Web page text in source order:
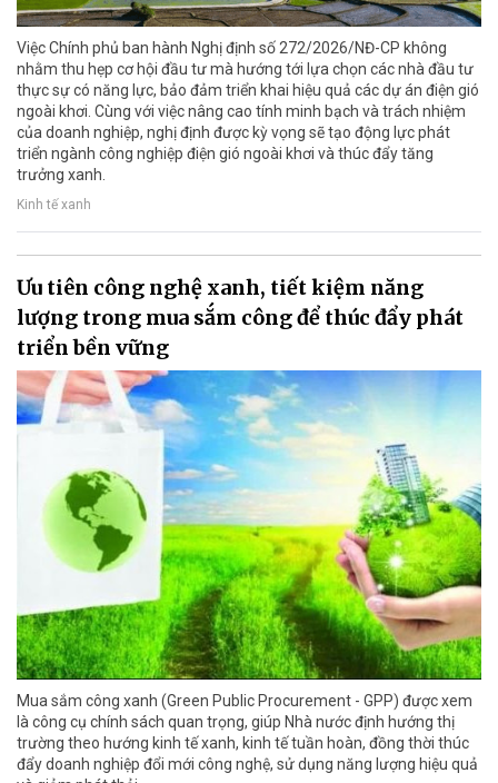
Việc Chính phủ ban hành Nghị định số 272/2026/NĐ-CP không
nhằm thu hẹp cơ hội đầu tư mà hướng tới lựa chọn các nhà đầu tư
thực sự có năng lực, bảo đảm triển khai hiệu quả các dự án điện gió
ngoài khơi. Cùng với việc nâng cao tính minh bạch và trách nhiệm
của doanh nghiệp, nghị định được kỳ vọng sẽ tạo động lực phát
triển ngành công nghiệp điện gió ngoài khơi và thúc đẩy tăng
trưởng xanh.
Kinh tế xanh
Ưu tiên công nghệ xanh, tiết kiệm năng
lượng trong mua sắm công để thúc đẩy phát
triển bền vững
Mua sắm công xanh (Green Public Procurement - GPP) được xem
là công cụ chính sách quan trọng, giúp Nhà nước định hướng thị
trường theo hướng kinh tế xanh, kinh tế tuần hoàn, đồng thời thúc
đẩy doanh nghiệp đổi mới công nghệ, sử dụng năng lượng hiệu quả